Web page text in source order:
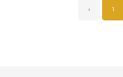
‹ 1